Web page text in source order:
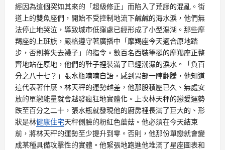
經因為這個突如其來的「超級修正」而陷入了荒謬的混亂。街
道上的雙魚座們，開始不受控制地流下鹹鹹的海水淚，他們無
法停止地哭泣，導致城市低窪處已經形成了小型潟湖。那些摩
羯座的上班族，嚴格遵守著廣播中「摩羯座今天適合原地踏
步，否則將失去襪子」的指令。數百名西裝筆挺的摩羯座正整
齊地站在原地，他們的鞋子裡裝滿了已經潮濕的淚水。「負百
分之八十七？」張水瓶喃喃自語，感到胃部一陣翻騰，他知道
這代表著什麼。林天秤的運勢越差，他那股積壓已久、無處安
放的單戀能量就會越發瘋狂地實體化。上次林天秤的戀愛運勢
跌至百分之二十，張水瓶就發現他的廚房裡長滿了巨大的、形
狀是林健康住宅天秤側臉的粉紅色蘑菇。他必須在今天結束
前，將林天秤的運勢至少提升到零。否則，他那份單戀就會變
成某種具備攻擊性的實體。他緊張地跑進他堆滿了星座圖表和